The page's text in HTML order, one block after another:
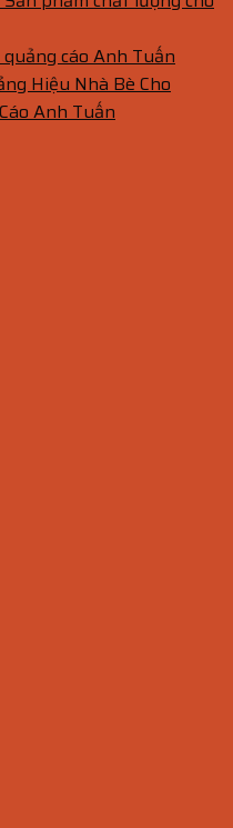
cáo Anh Tuấn
Hiệu Nhà Bè Cho
Anh Tuấn